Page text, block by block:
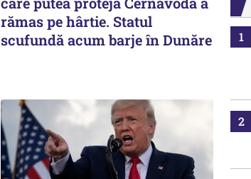
rămas pe hârtie. Statul
scufundă acum barje în Dunăre